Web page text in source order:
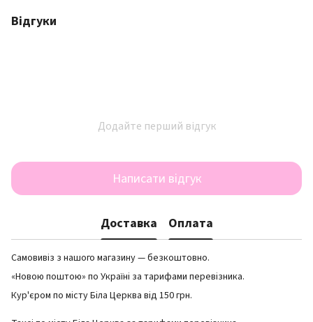
Відгуки
Додайте перший відгук
Написати відгук
Доставка Оплата
Самовивіз з нашого магазину — безкоштовно.
«Новою поштою» по Україні за тарифами перевізника.
Кур'єром по місту Біла Церква від 150 грн.